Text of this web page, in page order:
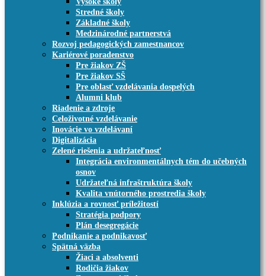
Stredné školy
Základné školy
Medzinárodné partnerstvá
Rozvoj pedagogických zamestnancov
Kariérové poradenstvo
Pre žiakov ZŠ
Pre žiakov SŠ
Pre oblasť vzdelávania dospelých
Alumni klub
Riadenie a zdroje
Celoživotné vzdelávanie
Inovácie vo vzdelávaní
Digitalizácia
Zelené riešenia a udržateľnosť
Integrácia environmentálnych tém do učebných
osnov
Udržateľná infraštruktúra školy
Kvalita vnútorného prostredia školy
Inklúzia a rovnosť príležitostí
Stratégia podpory
Plán desegregácie
Podnikanie a podnikavosť
Spätná väzba
Žiaci a absolventi
Rodičia žiakov